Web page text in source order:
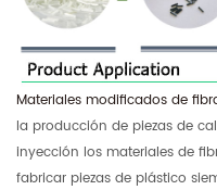
Materiales modificados de
la producción de piezas de
inyección los materiales de
fabricar piezas de plástico